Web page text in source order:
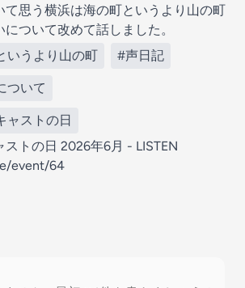
て思う横浜は海の町というより山の町
ついて改めて話しました。
いうより山の町
#声日記
ついて
ャストの日
トの日 2026年6月 - LISTEN
event/64